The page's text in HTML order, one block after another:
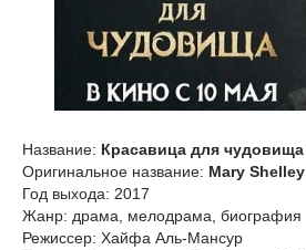
Название: Красавица для чудовища
Оригинальное название: Mary Shelley
Год выхода: 2017
Жанр: драма, мелодрама, биография
Режиссер: Хайфа Аль-Мансур